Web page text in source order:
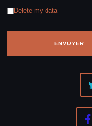
Delete my data